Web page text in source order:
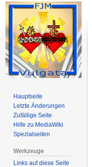
Hauptseite
Letzte Änderungen
Zufällige Seite
Hilfe zu MediaWiki
Spezialseiten
Werkzeuge
Links auf diese Seite